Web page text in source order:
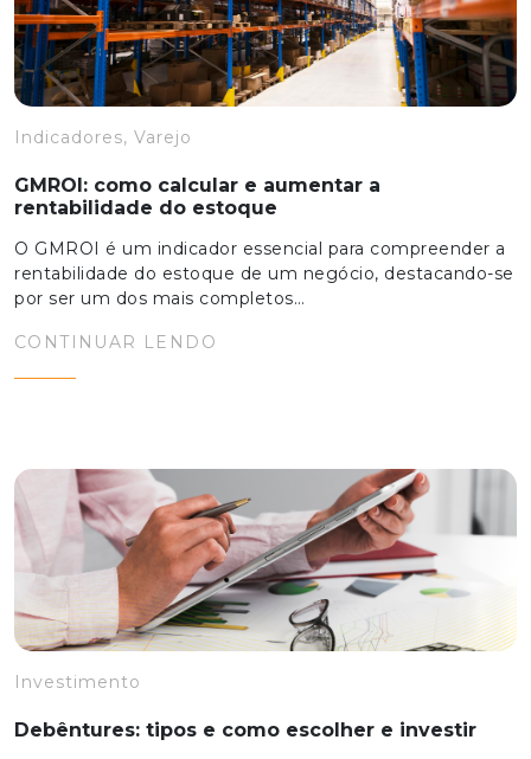
Indicadores, Varejo
GMROI: como calcular e aumentar a
rentabilidade do estoque
O GMROI é um indicador essencial para compreender a
rentabilidade do estoque de um negócio, destacando-se
por ser um dos mais completos…
CONTINUAR LENDO
Investimento
Debêntures: tipos e como escolher e investir